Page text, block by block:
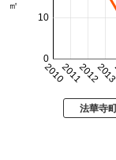
201020112012
0
10
法華寺